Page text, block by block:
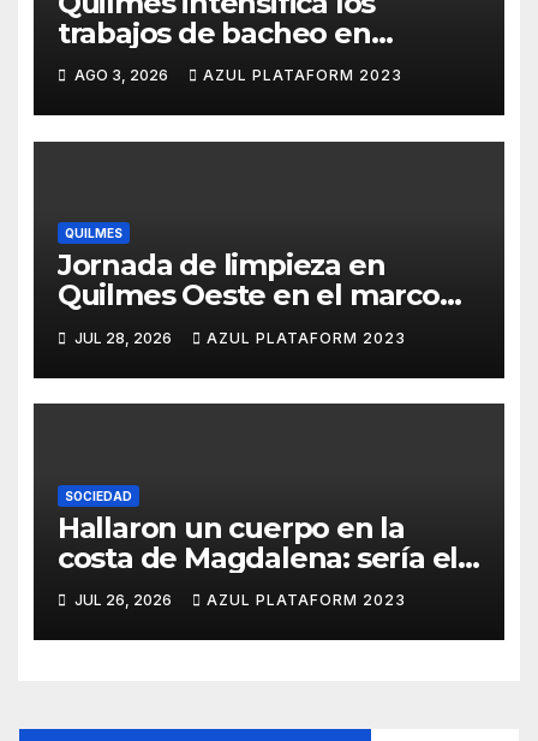
trabajos de bacheo en
distintos barrios
AGO 3, 2026 AZUL PLATAFORM 2023
QUILMES
Jornada de limpieza en
Quilmes Oeste en el marco
del programa -Residuos
+Comunidad
JUL 28, 2026 AZUL PLATAFORM 2023
SOCIEDAD
Hallaron un cuerpo en la
costa de Magdalena: sería el
quinto pescador
desaparecido en Hudson
JUL 26, 2026 AZUL PLATAFORM 2023